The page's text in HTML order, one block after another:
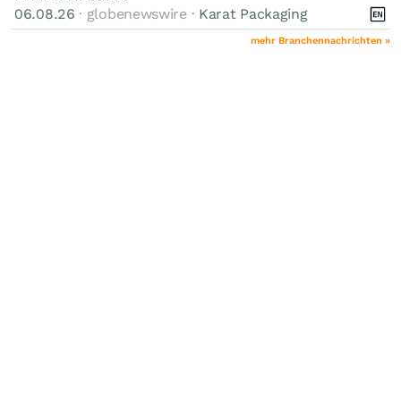
06.08.26 · globenewswire · Karat Packaging
mehr Branchennachrichten »